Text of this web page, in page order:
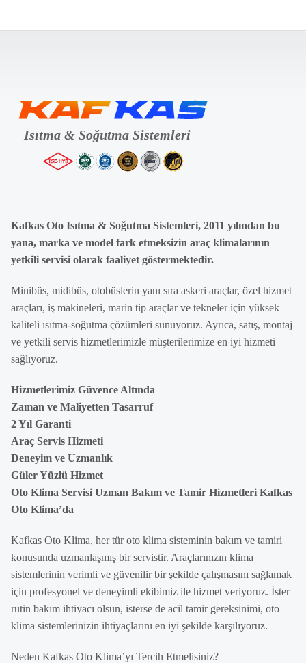
Kafkas Oto Isıtma & Soğutma Sistemleri, 2011 yılından bu
yana, marka ve model fark etmeksizin araç klimalarının
yetkili servisi olarak faaliyet göstermektedir.
Minibüs, midibüs, otobüslerin yanı sıra askeri araçlar, özel hizmet
araçları, iş makineleri, marin tip araçlar ve tekneler için yüksek
kaliteli ısıtma-soğutma çözümleri sunuyoruz. Ayrıca, satış, montaj
ve yetkili servis hizmetlerimizle müşterilerimize en iyi hizmeti
sağlıyoruz.
Hizmetlerimiz Güvence Altında
Zaman ve Maliyetten Tasarruf
2 Yıl Garanti
Araç Servis Hizmeti
Deneyim ve Uzmanlık
Güler Yüzlü Hizmet
Oto Klima Servisi Uzman Bakım ve Tamir Hizmetleri Kafkas
Oto Klima’da
Kafkas Oto Klima, her tür oto klima sisteminin bakım ve tamiri
konusunda uzmanlaşmış bir servistir. Araçlarınızın klima
sistemlerinin verimli ve güvenilir bir şekilde çalışmasını sağlamak
için profesyonel ve deneyimli ekibimiz ile hizmet veriyoruz. İster
rutin bakım ihtiyacı olsun, isterse de acil tamir gereksinimi, oto
klima sistemlerinizin ihtiyaçlarını en iyi şekilde karşılıyoruz.
Neden Kafkas Oto Klima’yı Tercih Etmelisiniz?